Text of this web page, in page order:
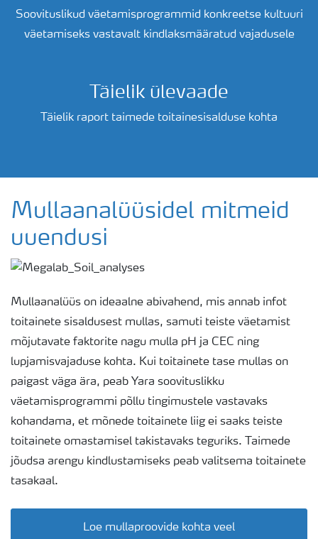
Soovituslikud väetamisprogrammid konkreetse kultuuri
väetamiseks vastavalt kindlaksmääratud vajadusele
Täielik ülevaade
Täielik raport taimede toitainesisalduse kohta
Mullaanalüüsidel mitmeid
uuendusi
Mullaanalüüs on ideaalne abivahend, mis annab infot
toitainete sisaldusest mullas, samuti teiste väetamist
mõjutavate faktorite nagu mulla pH ja CEC ning
lupjamisvajaduse kohta. Kui toitainete tase mullas on
paigast väga ära, peab Yara soovituslikku
väetamisprogrammi põllu tingimustele vastavaks
kohandama, et mõnede toitainete liig ei saaks teiste
toitainete omastamisel takistavaks teguriks. Taimede
jõudsa arengu kindlustamiseks peab valitsema toitainete
tasakaal.
Loe mullaproovide kohta veel